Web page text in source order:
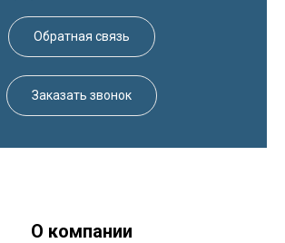
Обратная связь
Заказать звонок
О компании